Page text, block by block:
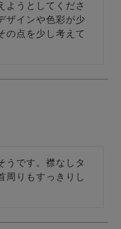
ようとしてくださ
ザインや色彩が少
の点を少し考えて
うです。襟なしタ
周りもすっきりし